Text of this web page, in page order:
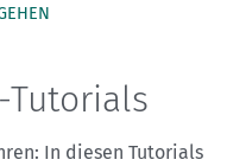
Tutorials
In diesen Tutorials